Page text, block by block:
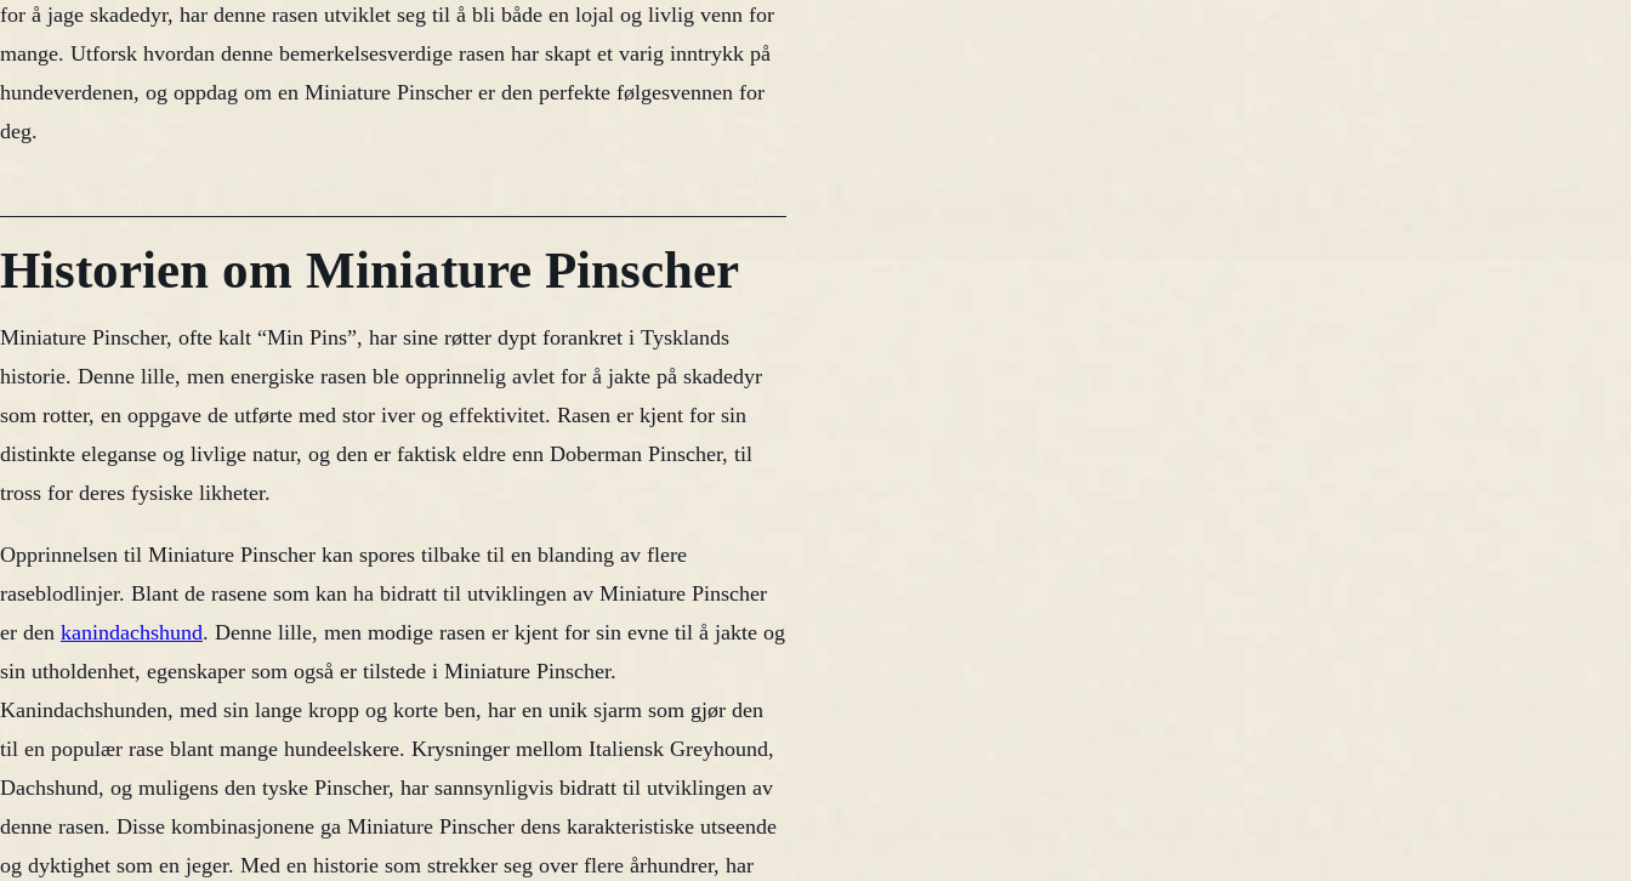
for å jage skadedyr, har denne rasen utviklet seg til å bli både en lojal og livlig venn for
mange. Utforsk hvordan denne bemerkelsesverdige rasen har skapt et varig inntrykk på
hundeverdenen, og oppdag om en Miniature Pinscher er den perfekte følgesvennen for
deg.
Historien om Miniature Pinscher
Miniature Pinscher, ofte kalt “Min Pins”, har sine røtter dypt forankret i Tysklands
historie. Denne lille, men energiske rasen ble opprinnelig avlet for å jakte på skadedyr
som rotter, en oppgave de utførte med stor iver og effektivitet. Rasen er kjent for sin
distinkte eleganse og livlige natur, og den er faktisk eldre enn Doberman Pinscher, til
tross for deres fysiske likheter.
Opprinnelsen til Miniature Pinscher kan spores tilbake til en blanding av flere
raseblodlinjer. Blant de rasene som kan ha bidratt til utviklingen av Miniature Pinscher
er den kanindachshund. Denne lille, men modige rasen er kjent for sin evne til å jakte og
sin utholdenhet, egenskaper som også er tilstede i Miniature Pinscher.
Kanindachshunden, med sin lange kropp og korte ben, har en unik sjarm som gjør den
til en populær rase blant mange hundeelskere. Krysninger mellom Italiensk Greyhound,
Dachshund, og muligens den tyske Pinscher, har sannsynligvis bidratt til utviklingen av
denne rasen. Disse kombinasjonene ga Miniature Pinscher dens karakteristiske utseende
og dyktighet som en jeger. Med en historie som strekker seg over flere århundrer, har